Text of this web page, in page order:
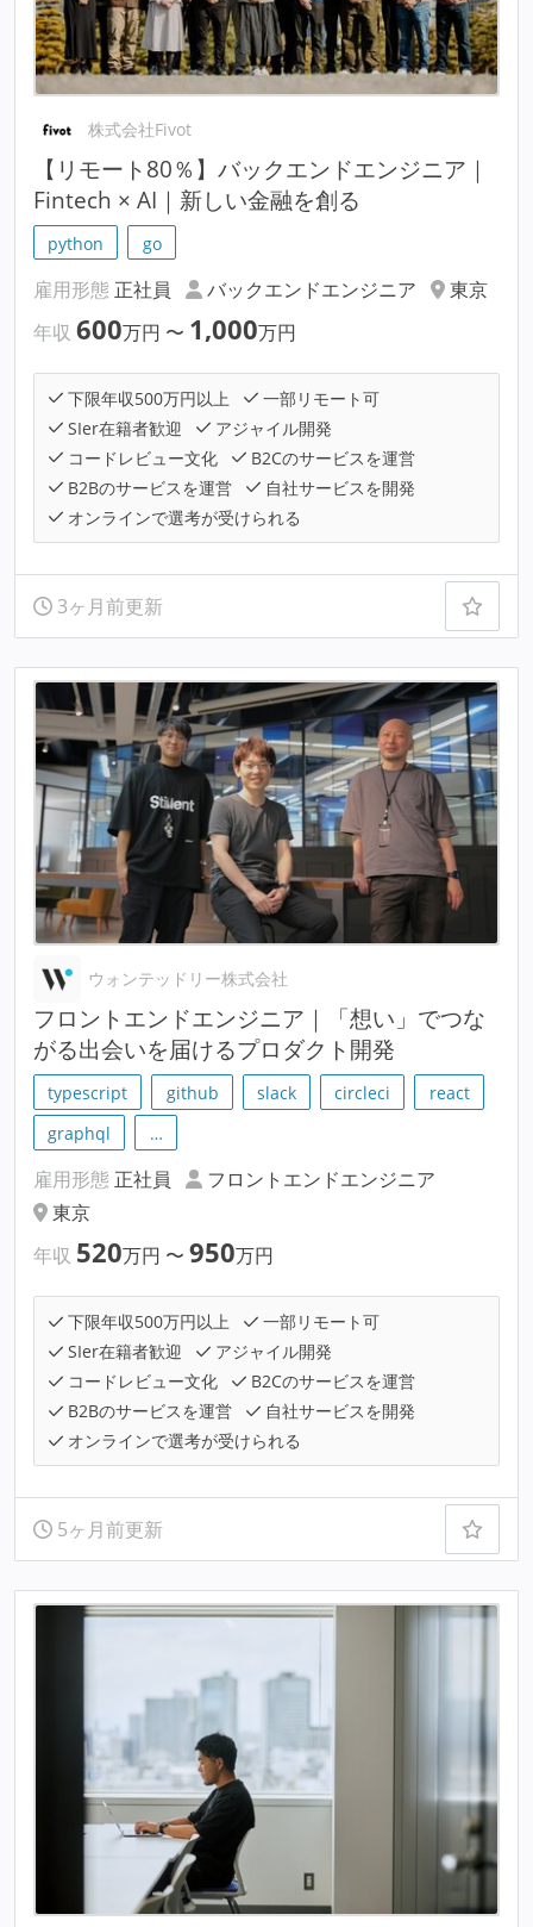
株式会社Fivot
【リモート80％】バックエンドエンジニア｜
Fintech × AI｜新しい金融を創る
python go
雇用形態 正社員 バックエンドエンジニア
東京
年収 600万円 〜 1,000万円
下限年収500万円以上
一部リモート可
SIer在籍者歓迎
アジャイル開発
コードレビュー文化
B2Cのサービスを運営
B2Bのサービスを運営
自社サービスを開発
オンラインで選考が受けられる
3ヶ月前更新
ウォンテッドリー株式会社
フロントエンドエンジニア｜「想い」でつな
がる出会いを届けるプロダクト開発
typescript github slack circleci
react
graphql
…
雇用形態 正社員
フロントエンドエンジニア
東京
年収 520万円 〜 950万円
下限年収500万円以上
一部リモート可
SIer在籍者歓迎
アジャイル開発
コードレビュー文化
B2Cのサービスを運営
B2Bのサービスを運営
自社サービスを開発
オンラインで選考が受けられる
5ヶ月前更新